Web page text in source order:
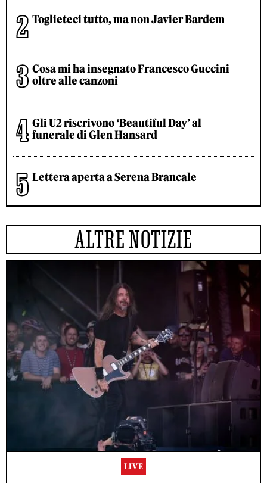
Toglieteci tutto, ma non Javier Bardem
Cosa mi ha insegnato Francesco Guccini
oltre alle canzoni
Gli U2 riscrivono ‘Beautiful Day’ al
funerale di Glen Hansard
Lettera aperta a Serena Brancale
ALTRE NOTIZIE
LIVE